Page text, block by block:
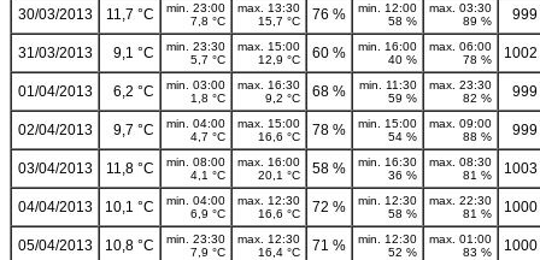
30/03/2013 11,7 °C
min. 23:00
7,8 °C
max. 13:30
15,7 °C
76 %
min. 12:00
58 %
max. 03:30
89 %
999
31/03/2013 9,1 °C
min. 23:30
5,7 °C
max. 15:00
12,9 °C
60 %
min. 16:00
40 %
max. 06:00
78 %
01/04/2013 6,2 °C
min. 03:00
1,8 °C
max. 16:30
9,2 °C
68 %
min. 11:30
59 %
max. 23:30
82 %
999
02/04/2013 9,7 °C
min. 04:00
4,7 °C
max. 15:00
16,6 °C
78 %
min. 15:00
54 %
max. 09:00
88 %
999
03/04/2013 11,8 °C
min. 08:00
4,1 °C
max. 16:00
20,1 °C
58 %
min. 16:30
36 %
max. 08:30
81 %
04/04/2013 10,1 °C
min. 04:00
6,9 °C
max. 12:30
16,6 °C
72 %
min. 12:30
58 %
max. 22:30
81 %
05/04/2013 10,8 °C
min. 23:30
7,9 °C
max. 12:30
16,4 °C
71 %
min. 12:30
52 %
max. 01:00
83 %